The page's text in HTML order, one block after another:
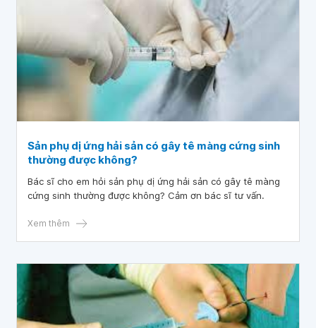
Sản phụ dị ứng hải sản có gây tê màng cứng sinh
thường được không?
Bác sĩ cho em hỏi sản phụ dị ứng hải sản có gây tê màng
cứng sinh thường được không? Cảm ơn bác sĩ tư vấn.
Xem thêm